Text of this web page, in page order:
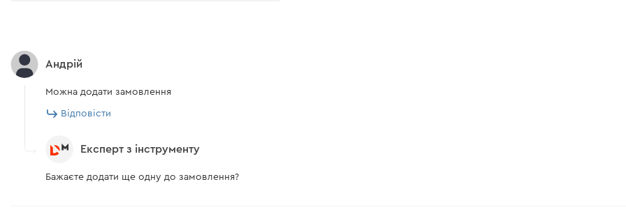
Андрій
Можна додати замовлення
Відповісти
Експерт з інструменту
Бажаєте додати ще одну до замовлення?